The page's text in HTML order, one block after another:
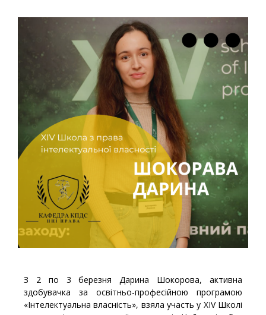
З 2 по 3 березня Дарина Шокорова, активна
здобувачка за освітньо-професійною програмою
«Інтелектуальна власність», взяла участь у XIV Школі